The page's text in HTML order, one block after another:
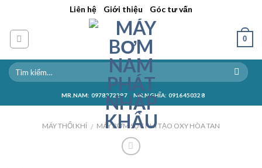
content
Liên hệ Giới thiệu Góc tư vấn
0
MR.NAM: 0978272297 MR.NGHĨA: 0916450328
MÁY THỔI KHÍ / MÁY BƠM SỤC KHÍ TẠO OXY HÒA TAN